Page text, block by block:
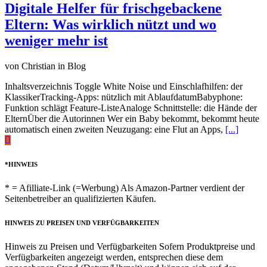
Digitale Helfer für frischgebackene
Eltern: Was wirklich nützt und wo
weniger mehr ist
von Christian in Blog
Inhaltsverzeichnis Toggle White Noise und Einschlafhilfen: der
KlassikerTracking-Apps: nützlich mit AblaufdatumBabyphone:
Funktion schlägt Feature-ListeAnaloge Schnittstelle: die Hände der
ElternÜber die Autorinnen Wer ein Baby bekommt, bekommt heute
automatisch einen zweiten Neuzugang: eine Flut an Apps, [...]
*HINWEIS
* = Afilliate-Link (=Werbung) Als Amazon-Partner verdient der
Seitenbetreiber an qualifizierten Käufen.
HINWEIS ZU PREISEN UND VERFÜGBARKEITEN
Hinweis zu Preisen und Verfügbarkeiten Sofern Produktpreise und
Verfügbarkeiten angezeigt werden, entsprechen diese dem